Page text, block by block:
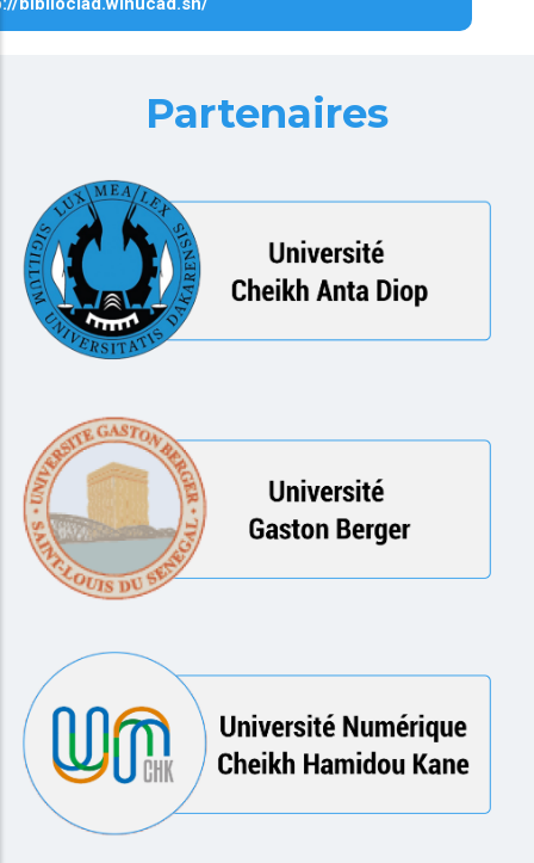
Partenaires